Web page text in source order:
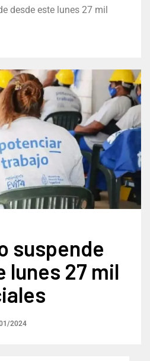
desde este lunes 27 mil
suspende
lunes 27 mil
2024